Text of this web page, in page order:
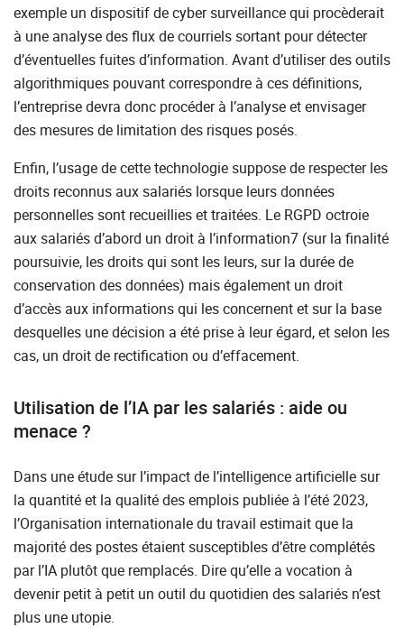
exemple un dispositif de cyber surveillance qui procèderait
à une analyse des flux de courriels sortant pour détecter
d’éventuelles fuites d’information. Avant d’utiliser des outils
algorithmiques pouvant correspondre à ces définitions,
l’entreprise devra donc procéder à l’analyse et envisager
des mesures de limitation des risques posés.
Enfin, l’usage de cette technologie suppose de respecter les
droits reconnus aux salariés lorsque leurs données
personnelles sont recueillies et traitées. Le RGPD octroie
aux salariés d’abord un droit à l’information7 (sur la finalité
poursuivie, les droits qui sont les leurs, sur la durée de
conservation des données) mais également un droit
d’accès aux informations qui les concernent et sur la base
desquelles une décision a été prise à leur égard, et selon les
cas, un droit de rectification ou d’effacement.
Utilisation de l’IA par les salariés : aide ou
menace ?
Dans une étude sur l’impact de l’intelligence artificielle sur
la quantité et la qualité des emplois publiée à l’été 2023,
l’Organisation internationale du travail estimait que la
majorité des postes étaient susceptibles d’être complétés
par l’IA plutôt que remplacés. Dire qu’elle a vocation à
devenir petit à petit un outil du quotidien des salariés n’est
plus une utopie.